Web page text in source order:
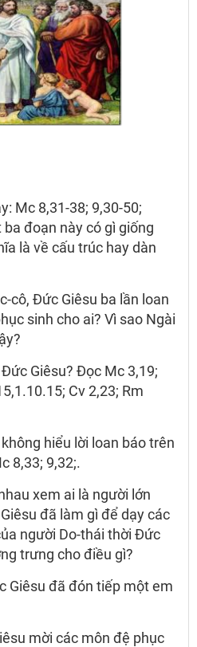
Mc 8,31-38; 9,30-50;
đoạn này có gì giống
là về cấu trúc hay dàn
cô, Đức Giêsu ba lần loan
sinh cho ai? Vì sao Ngài
Giêsu? Đọc Mc 3,19;
Cv 2,23; Rm
hiểu lời loan báo trên
8,33; 9,32;.
xem ai là người lớn
đã làm gì để dạy các
người Do-thái thời Đức
trưng cho điều gì?
Giêsu đã đón tiếp một em
mời các môn đệ phục